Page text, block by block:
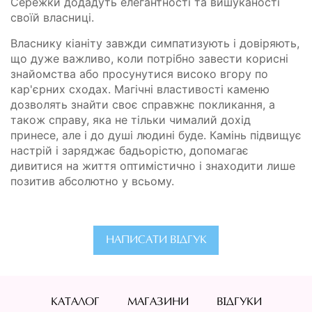
своїй власниці.
Власнику кіаніту завжди симпатизують і довіряють,
що дуже важливо, коли потрібно завести корисні
знайомства або просунутися високо вгору по
кар'єрних сходах. Магічні властивості каменю
дозволять знайти своє справжнє покликання, а
також справу, яка не тільки чималий дохід
принесе, але і до душі людині буде. Камінь підвищує
настрій і заряджає бадьорістю, допомагає
дивитися на життя оптимістично і знаходити лише
позитив абсолютно у всьому.
НАПИСАТИ ВІДГУК
КАТАЛОГ МАГАЗИНИ ВІДГУКИ